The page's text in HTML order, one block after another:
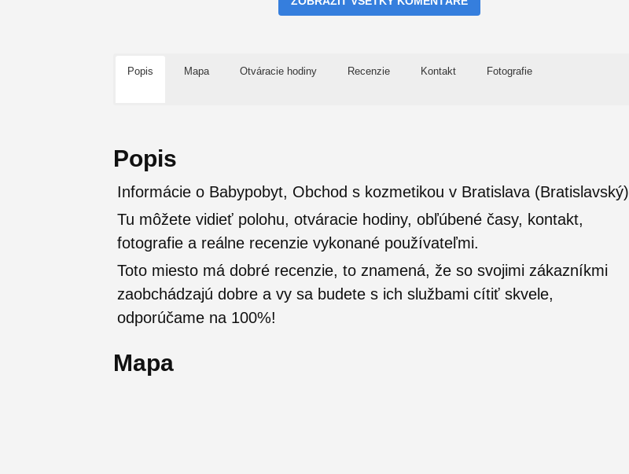
Popis Mapa Otváracie hodiny Recenzie Kontakt Fotografie
Popis
Informácie o Babypobyt, Obchod s kozmetikou v Bratislava (Bratislavský)
Tu môžete vidieť polohu, otváracie hodiny, obľúbené časy, kontakt,
fotografie a reálne recenzie vykonané používateľmi.
Toto miesto má dobré recenzie, to znamená, že so svojimi zákazníkmi
zaobchádzajú dobre a vy sa budete s ich službami cítiť skvele,
odporúčame na 100%!
Mapa